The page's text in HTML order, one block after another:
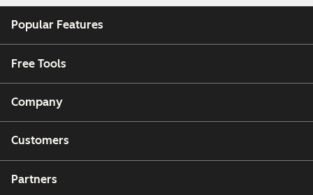
Popular Features
Free Tools
Company
Customers
Partners